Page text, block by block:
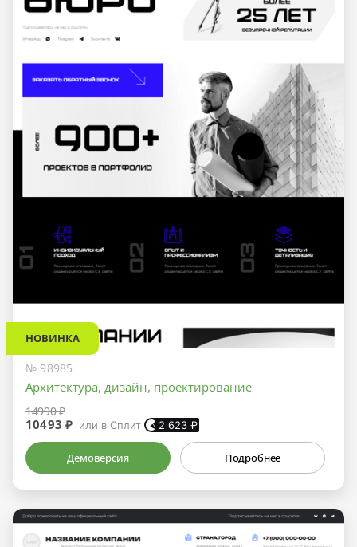
НОВИНКА
№ 98985
Архитектура, дизайн, проектирование
14990 ₽
10493 ₽ или в Сплит 2 623 ₽
Демоверсия Подробнее